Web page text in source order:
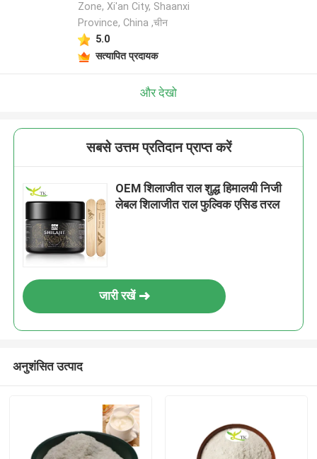
Zone, Xi'an City, Shaanxi
Province, China ,चीन
5.0
सत्यापित प्रदायक
और देखो
सबसे उत्तम प्रतिदान प्राप्त करें
OEM शिलाजीत राल शुद्ध हिमालयी निजी
लेबल शिलाजीत राल फुल्विक एसिड तरल
जारी रखें
अनुशंसित उत्पाद